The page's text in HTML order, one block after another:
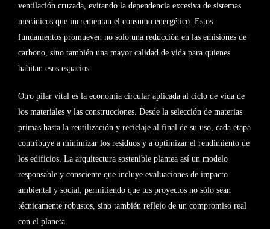
ventilación cruzada, evitando la dependencia excesiva de sistemas
mecánicos que incrementan el consumo energético. Estos
fundamentos promueven no solo una reducción en las emisiones de
carbono, sino también una mayor calidad de vida para quienes
habitan esos espacios.
Otro pilar vital es la economía circular aplicada al ciclo de vida de
los materiales y las construcciones. Desde la selección de materias
primas hasta la reutilización y reciclaje al final de su uso, cada etapa
contribuye a minimizar los residuos y a optimizar el rendimiento de
los edificios. La arquitectura sostenible plantea así un modelo
responsable y consciente que incluye evaluaciones de impacto
ambiental y social, permitiendo que tus proyectos no sólo sean
técnicamente robustos, sino también reflejo de un compromiso real
con el planeta.